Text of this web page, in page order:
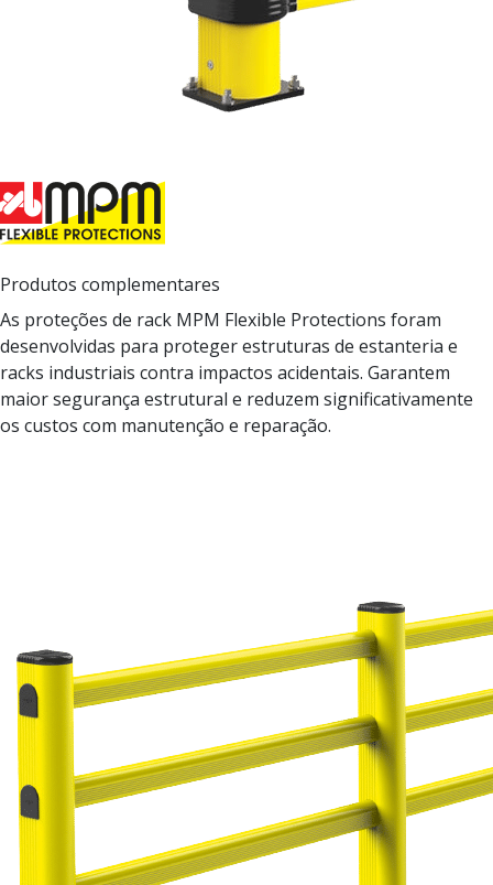
Produtos complementares
As proteções de rack MPM Flexible Protections foram
desenvolvidas para proteger estruturas de estanteria e
racks industriais contra impactos acidentais. Garantem
maior segurança estrutural e reduzem significativamente
os custos com manutenção e reparação.